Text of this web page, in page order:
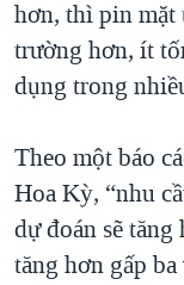
hơn, thì pin
trường hơn, ít
dụng trong
Theo một báo
Hoa Kỳ, “nhu
dự đoán sẽ
tăng hơn gấp